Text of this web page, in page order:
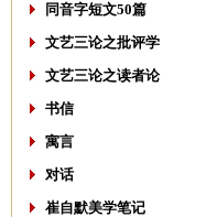
同音字短文50篇
文艺三论之批评学
文艺三论之读者论
书信
寓言
对话
崔自默美学笔记